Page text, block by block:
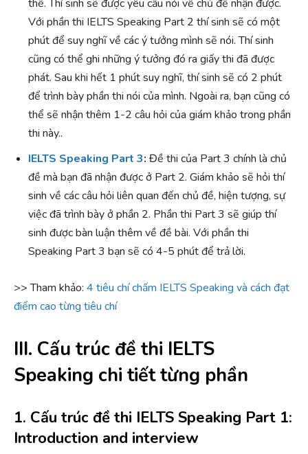
thể. Thí sinh sẽ được yêu cầu nói về chủ đề nhận được.
Với phần thi IELTS Speaking Part 2 thí sinh sẽ có một
phút để suy nghĩ về các ý tưởng mình sẽ nói. Thí sinh
cũng có thể ghi những ý tưởng đó ra giấy thi đã được
phát. Sau khi hết 1 phút suy nghĩ, thí sinh sẽ có 2 phút
để trình bày phần thi nói của mình. Ngoài ra, bạn cũng có
thể sẽ nhận thêm 1-2 câu hỏi của giám khảo trong phần
thi này..
IELTS Speaking Part 3: Đề thi của Part 3 chính là chủ
đề mà bạn đã nhận được ở Part 2. Giám khảo sẽ hỏi thí
sinh về các câu hỏi liên quan đến chủ đề, hiện tượng, sự
việc đã trình bày ở phần 2. Phần thi Part 3 sẽ giúp thí
sinh được bàn luận thêm về đề bài. Với phần thi
Speaking Part 3 bạn sẽ có 4-5 phút để trả lời.
>> Tham khảo: 4 tiêu chí chấm IELTS Speaking và cách đạt
điểm cao từng tiêu chí
III. Cấu trúc đề thi IELTS
Speaking chi tiết từng phần
1. Cấu trúc đề thi IELTS Speaking Part 1:
Introduction and interview